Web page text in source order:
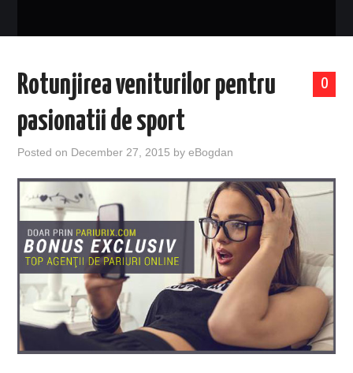
0
Rotunjirea veniturilor pentru
pasionatii de sport
Posted on December 27, 2015 byeBogdan